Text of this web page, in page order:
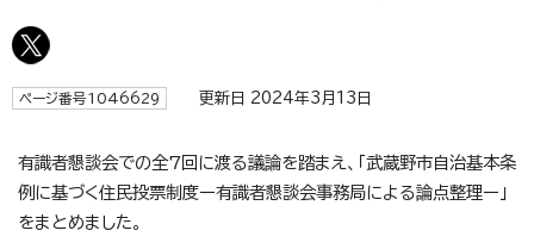
ページ番号1046629 更新日 2024年3月13日
有識者懇談会での全7回に渡る議論を踏まえ、「武蔵野市自治基本条
例に基づく住民投票制度ー有識者懇談会事務局による論点整理ー」
をまとめました。